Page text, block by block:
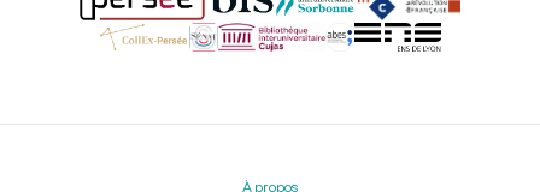
Menu
À propos